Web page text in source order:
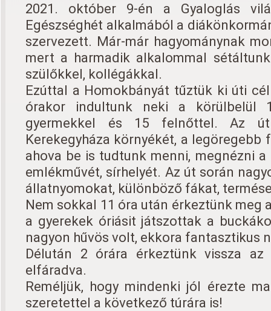
2021. október 9-én a Gyaloglás
Egészséghét alkalmából a
szervezett. Már-már hagyománynak
mert a harmadik alkalommal
szülőkkel, kollégákkal.
Ezúttal a Homokbányát tűztük ki úti
órakor indultunk neki a körülbelül
gyermekkel és 15 felnőttel. Az
Kerekegyháza környékét, a legöregebb
ahova be is tudtunk menni, megnézni
emlékművét, sírhelyét. Az út során
állatnyomokat, különböző fákat,
Nem sokkal 11 óra után érkeztünk meg
a gyerekek óriásit játszottak a
nagyon hűvös volt, ekkora fantasztikus
Délután 2 órára érkeztünk vissza az
elfáradva.
Reméljük, hogy mindenki jól érezte
szeretettel a következő túrára is!